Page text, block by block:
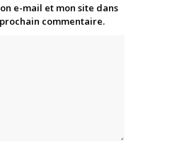
e-mail et mon site dans
commentaire.